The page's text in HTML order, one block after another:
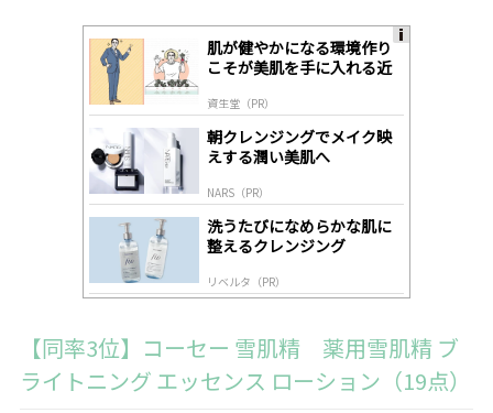
肌が健やかになる環境作り
こそが美肌を手に入れる近
資生堂（PR）
朝クレンジングでメイク映
えする潤い美肌へ
NARS（PR）
洗うたびになめらかな肌に
整えるクレンジング
リベルタ（PR）
【同率3位】コーセー 雪肌精 薬用雪肌精 ブ
ライトニング エッセンス ローション（19点）